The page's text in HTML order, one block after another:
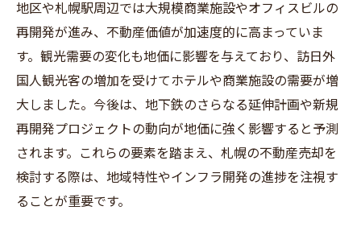
地区や札幌駅周辺では大規模商業施設やオフィスビルの
再開発が進み、不動産価値が加速度的に高まっていま
す。観光需要の変化も地価に影響を与えており、訪日外
国人観光客の増加を受けてホテルや商業施設の需要が増
大しました。今後は、地下鉄のさらなる延伸計画や新規
再開発プロジェクトの動向が地価に強く影響すると予測
されます。これらの要素を踏まえ、札幌の不動産売却を
検討する際は、地域特性やインフラ開発の進捗を注視す
ることが重要です。